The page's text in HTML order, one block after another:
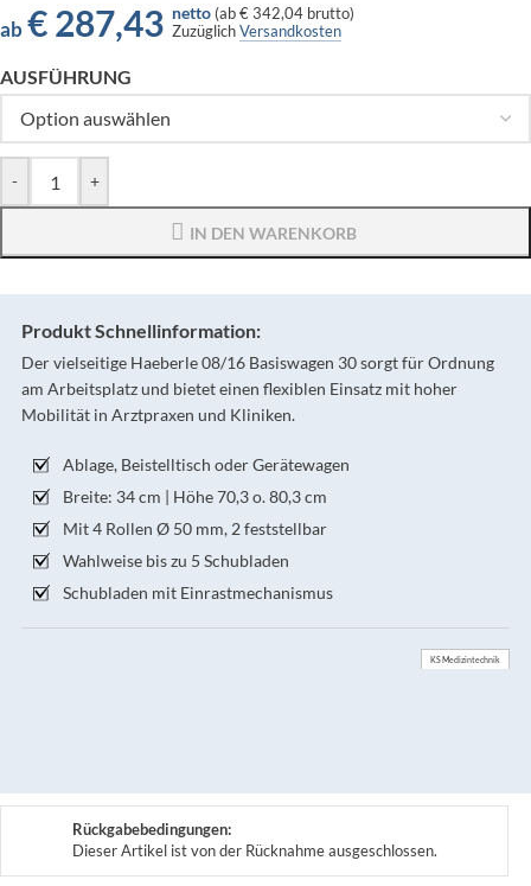
ab €287,43 netto (ab€ 342,04 brutto)
ZuzüglichVersandkosten
AUSFÜHRUNG
- +
IN DEN WARENKORB
Produkt Schnellinformation:
Der vielseitige Haeberle 08/16 Basiswagen 30 sorgt für Ordnung
am Arbeitsplatz und bietet einen flexiblen Einsatz mit hoher
Mobilität in Arztpraxen und Kliniken.
Ablage, Beistelltisch oder Gerätewagen
Breite: 34 cm | Höhe 70,3 o. 80,3 cm
Mit 4 Rollen Ø 50 mm, 2 feststellbar
Wahlweise bis zu 5 Schubladen
Schubladen mit Einrastmechanismus
KS Medizintechnik
Rückgabebedingungen:
Dieser Artikel ist von der Rücknahme ausgeschlossen.